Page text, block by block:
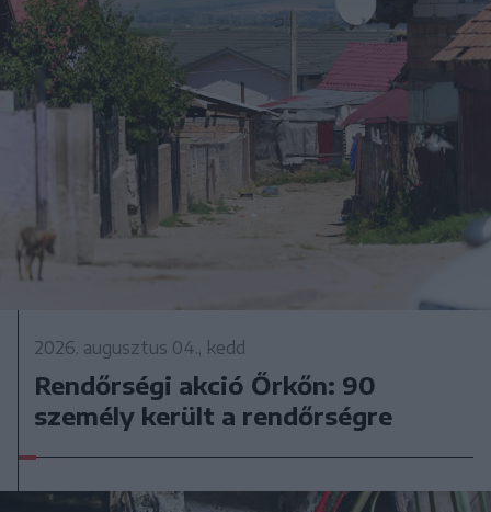
2026. augusztus 04., kedd
Rendőrségi akció Őrkőn: 90
személy került a rendőrségre